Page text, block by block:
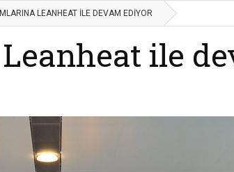
LEANHEAT ILE DEVAM EDIYOR
Leanheat ile